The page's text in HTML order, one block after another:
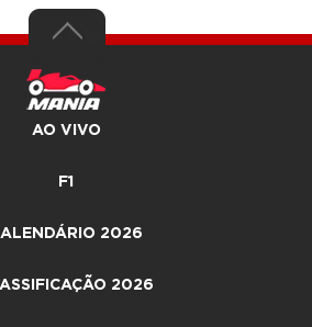
AO VIVO
F1
2026
2026